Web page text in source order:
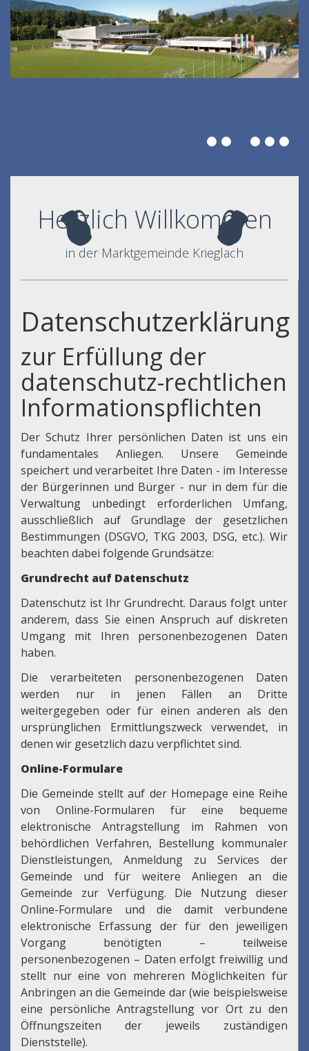
Herzlich Willkommen
in der Marktgemeinde Krieglach
Datenschutzerklärung
zur Erfüllung der
datenschutz-rechtlichen
Informationspflichten
Der Schutz Ihrer persönlichen Daten ist uns ein
fundamentales Anliegen. Unsere Gemeinde
speichert und verarbeitet Ihre Daten - im Interesse
der Bürgerinnen und Bürger - nur in dem für die
Verwaltung unbedingt erforderlichen Umfang,
ausschließlich auf Grundlage der gesetzlichen
Bestimmungen (DSGVO, TKG 2003, DSG, etc.). Wir
beachten dabei folgende Grundsätze:
Grundrecht auf Datenschutz
Datenschutz ist Ihr Grundrecht. Daraus folgt unter
anderem, dass Sie einen Anspruch auf diskreten
Umgang mit Ihren personenbezogenen Daten
haben.
Die verarbeiteten personenbezogenen Daten
werden nur in jenen Fällen an Dritte
weitergegeben oder für einen anderen als den
ursprünglichen Ermittlungszweck verwendet, in
denen wir gesetzlich dazu verpflichtet sind.
Online-Formulare
Die Gemeinde stellt auf der Homepage eine Reihe
von Online-Formularen für eine bequeme
elektronische Antragstellung im Rahmen von
behördlichen Verfahren, Bestellung kommunaler
Dienstleistungen, Anmeldung zu Services der
Gemeinde und für weitere Anliegen an die
Gemeinde zur Verfügung. Die Nutzung dieser
Online-Formulare und die damit verbundene
elektronische Erfassung der für den jeweiligen
Vorgang benötigten – teilweise
personenbezogenen – Daten erfolgt freiwillig und
stellt nur eine von mehreren Möglichkeiten für
Anbringen an die Gemeinde dar (wie beispielsweise
eine persönliche Antragstellung vor Ort zu den
Öffnungszeiten der jeweils zuständigen
Dienststelle).